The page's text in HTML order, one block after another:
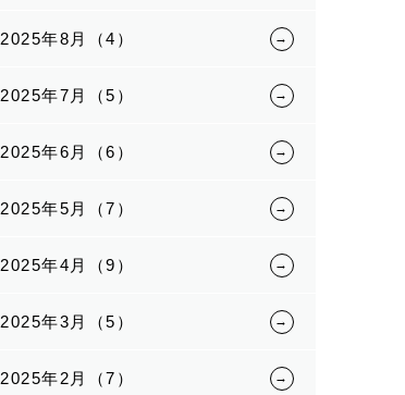
2025年8月（4）
2025年7月（5）
2025年6月（6）
2025年5月（7）
2025年4月（9）
2025年3月（5）
2025年2月（7）